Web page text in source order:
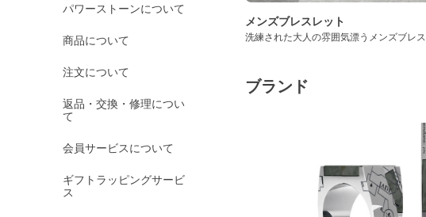
パワーストーンについて
商品について
注文について
返品・交換・修理につい
て
会員サービスについて
ギフトラッピングサービ
ス
メンズブレスレット
洗練された大人の雰囲気漂うメンズブレス
ブランド